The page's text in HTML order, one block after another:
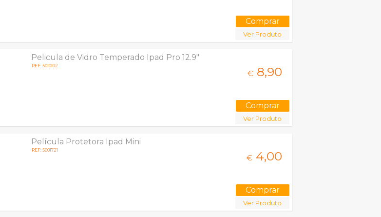
Ver Produto
Pelicula de Vidro Temperado Ipad Pro 12.9"
REF: 5010102
€ 8,90
Ver Produto
Película Protetora Ipad Mini
REF: 5001721
€ 4,00
Ver Produto